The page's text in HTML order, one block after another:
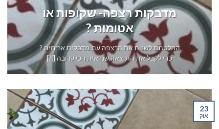
כללי
מדבקות רצפה- שקופות או
אטומות ?
החלטתם לשנות את הרצפה עם מדבקות אריחים ?
כדי לקבל את התוצאה שנראית הכי קרובה [...]
23
אוק